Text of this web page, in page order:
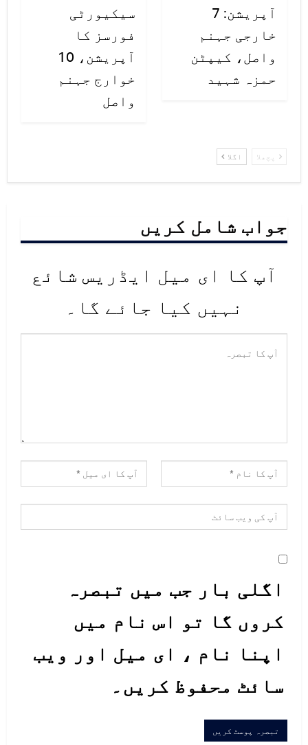
آپریشن: 7
خارجی جہنم
واصل، کیپٹن
حمزہ شہید
سیکیورٹی
فورسز کا
آپریشن، 10
خوارج جہنم
واصل
پچھلا اگلا
جواب شامل کریں
آپ کا ای میل ایڈریس شائع
نہیں کیا جائے گا۔
اگلی بار جب میں تبصرہ
کروں گا تو اس نام میں
اپنا نام ، ای میل اور ویب
سائٹ محفوظ کریں۔